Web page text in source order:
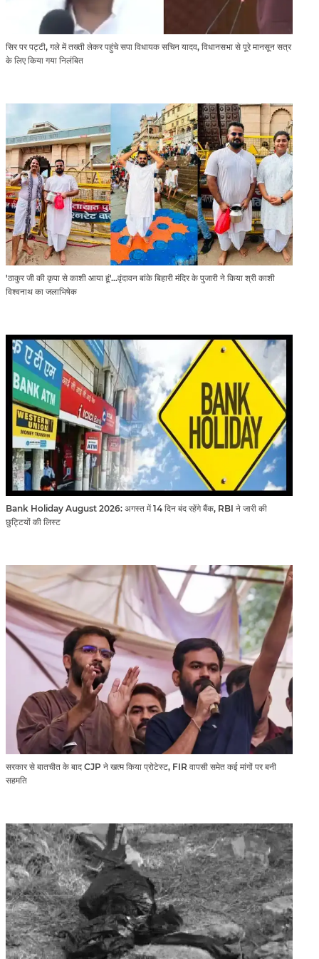
सिर पर पट्टी, गले में तख्ती लेकर पहुंचे सपा विधायक सचिन यादव, विधानसभा से पूरे मानसून सत्र
के लिए किया गया निलंबित
'ठाकुर जी की कृपा से काशी आया हूं'...वृंदावन बांके बिहारी मंदिर के पुजारी ने किया श्री काशी
विश्वनाथ का जलाभिषेक
Bank Holiday August 2026: अगस्त में 14 दिन बंद रहेंगे बैंक, RBI ने जारी की
छुट्टियों की लिस्ट​​​​​​​
सरकार से बातचीत के बाद CJP ने खत्म किया प्रोटेस्ट, FIR वापसी समेत कई मांगों पर बनी
सहमति